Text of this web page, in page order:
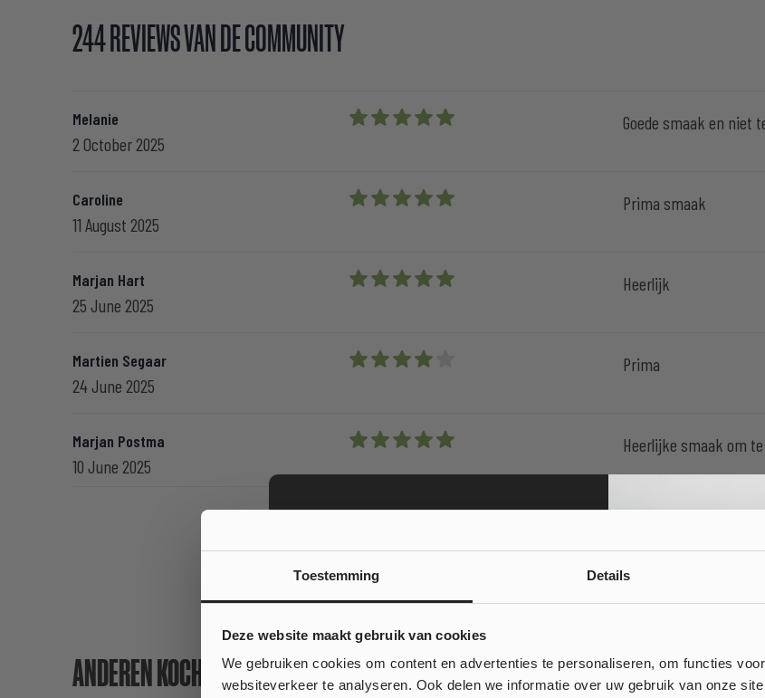
Toestemming Details
Deze website maakt gebruik van cookies
We gebruiken cookies om content en advertenties te personaliseren, om functies
websiteverkeer te analyseren. Ook delen we informatie over uw gebruik van onze
244 REVIEWS VAN DE COMMUNITY
5 out of 5 stars Goede smaak en niet
Melanie
2 October 2025
5 out of 5 stars Prima smaak
Caroline
11 August 2025
5 out of 5 stars Heerlijk
Marjan Hart
25 June 2025
4 out of 5 stars Prima
Martien Segaar
24 June 2025
5 out of 5 stars Heerlijke smaak om
Marjan Postma
10 June 2025
ANDEREN KOCHTEN OOK
Wil je 10% korting
op jouw bestelling?